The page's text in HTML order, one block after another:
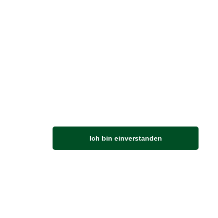
Ich bin einverstanden